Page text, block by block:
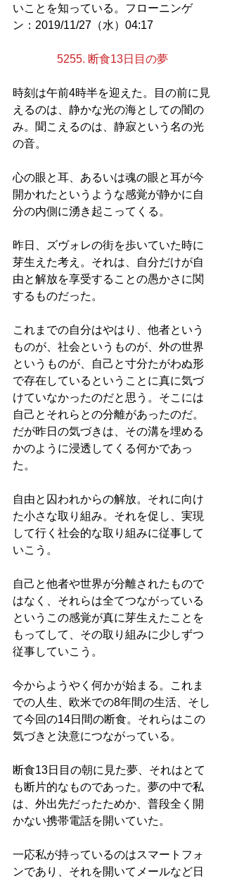
いことを知っている。フローニンゲ
ン：2019/11/27（水）04:17
5255. 断食13日目の夢
時刻は午前4時半を迎えた。目の前に見
えるのは、静かな光の海としての闇の
み。聞こえるのは、静寂という名の光
の音。
心の眼と耳、あるいは魂の眼と耳が今
開かれたというような感覚が静かに自
分の内側に湧き起こってくる。
昨日、ズヴォレの街を歩いていた時に
芽生えた考え。それは、自分だけが自
由と解放を享受することの愚かさに関
するものだった。
これまでの自分はやはり、他者という
ものが、社会というものが、外の世界
というものが、自己と寸分たがわぬ形
で存在しているということに真に気づ
けていなかったのだと思う。そこには
自己とそれらとの分離があったのだ。
だが昨日の気づきは、その溝を埋める
かのように浸透してくる何かであっ
た。
自由と囚われからの解放。それに向け
た小さな取り組み。それを促し、実現
して行く社会的な取り組みに従事して
いこう。
自己と他者や世界が分離されたもので
はなく、それらは全てつながっている
というこの感覚が真に芽生えたことを
もってして、その取り組みに少しずつ
従事していこう。
今からようやく何かが始まる。これま
での人生、欧米での8年間の生活、そし
て今回の14日間の断食。それらはこの
気づきと決意につながっている。
断食13日目の朝に見た夢、それはとて
も断片的なものであった。夢の中で私
は、外出先だったためか、普段全く開
かない携帯電話を開いていた。
一応私が持っているのはスマートフォ
ンであり、それを開いてメールなど日